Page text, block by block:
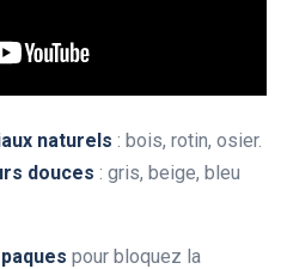
naturels : bois, rotin, osier.
douces : gris, beige, bleu
pour bloquez la